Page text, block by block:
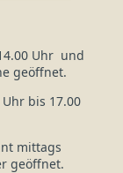
Uhr und
geöffnet.
bis 17.00
mittags
geöffnet.